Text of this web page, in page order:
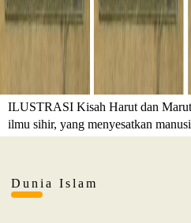
ILUSTRASI Kisah Harut dan Marut
ilmu sihir, yang menyesatkan
Dunia Islam